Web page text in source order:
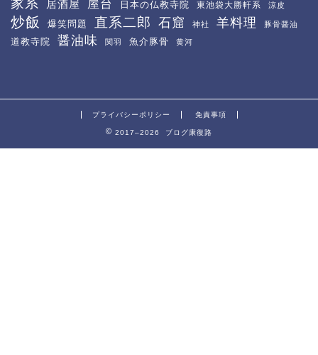
家系 居酒屋 屋台 日本の仏教寺院 東池袋大勝軒系 涼皮
炒飯 爆笑問題 直系二郎 石窟 神社 羊料理 豚骨醤油
道教寺院 醤油味 関羽 魚介豚骨 黄河
プライバシーポリシー 免責事項
2017–2026 ブログ康復路